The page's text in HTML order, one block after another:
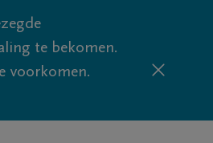
te bekomen.
voorkomen.